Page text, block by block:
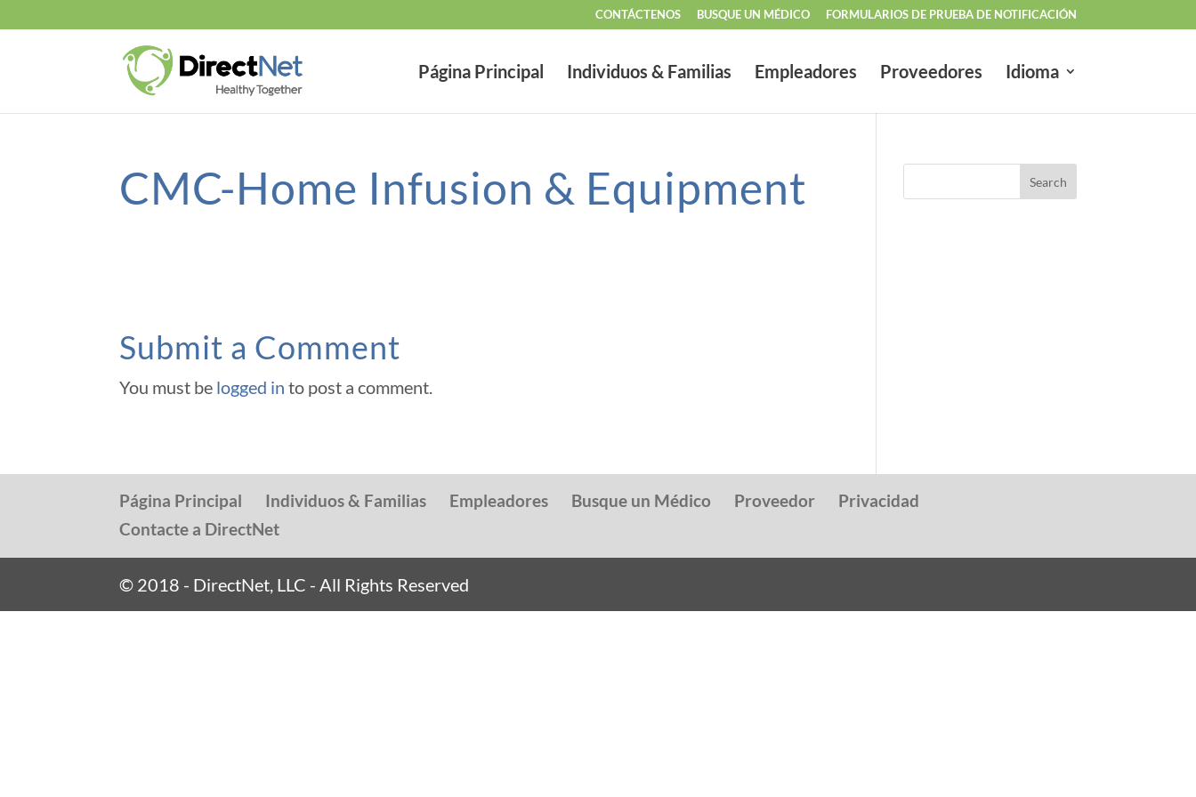
CONTÁCTENOS BUSQUE UN MÉDICO FORMULARIOS DE PRUEBA DE NOTIFICACIÓN
Página Principal Individuos & Familias Empleadores Proveedores Idioma
CMC-Home Infusion & Equipment
Submit a Comment
You must be logged in to post a comment.
Página Principal Individuos & Familias Empleadores Busque un Médico Proveedor
Privacidad
Contacte a DirectNet
© 2018 - DirectNet, LLC - All Rights Reserved